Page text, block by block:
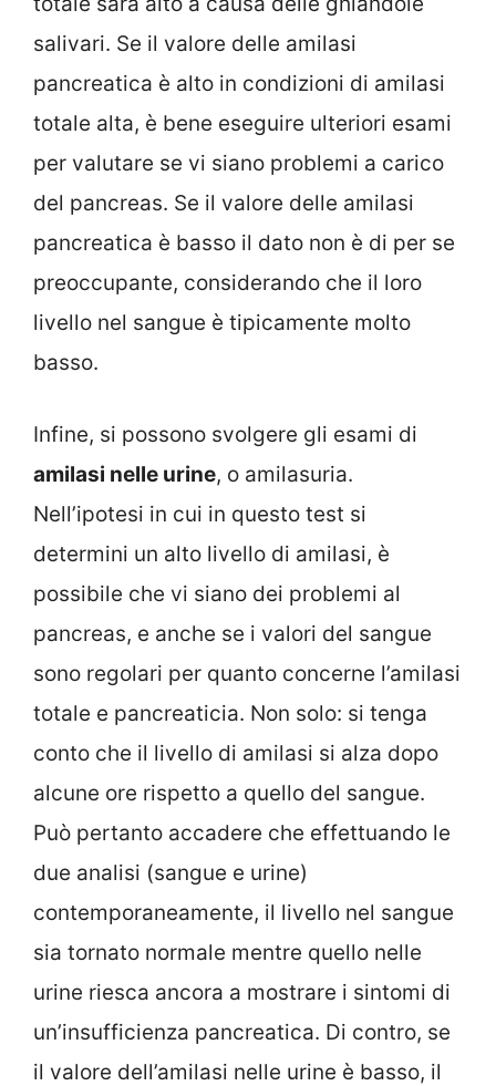
salivari. Se il valore delle amilasi
pancreatica è alto in condizioni di amilasi
totale alta, è bene eseguire ulteriori esami
per valutare se vi siano problemi a carico
del pancreas. Se il valore delle amilasi
pancreatica è basso il dato non è di per se
preoccupante, considerando che il loro
livello nel sangue è tipicamente molto
basso.
Infine, si possono svolgere gli esami di
amilasi nelle urine, o amilasuria.
Nell’ipotesi in cui in questo test si
determini un alto livello di amilasi, è
possibile che vi siano dei problemi al
pancreas, e anche se i valori del sangue
sono regolari per quanto concerne l’amilasi
totale e pancreaticia. Non solo: si tenga
conto che il livello di amilasi si alza dopo
alcune ore rispetto a quello del sangue.
Può pertanto accadere che effettuando le
due analisi (sangue e urine)
contemporaneamente, il livello nel sangue
sia tornato normale mentre quello nelle
urine riesca ancora a mostrare i sintomi di
un’insufficienza pancreatica. Di contro, se
il valore dell’amilasi nelle urine è basso, il